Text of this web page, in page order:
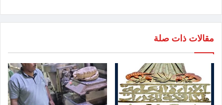
مقالات ذات صلة